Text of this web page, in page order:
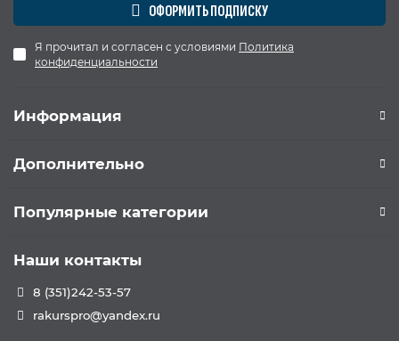
ОФОРМИТЬ ПОДПИСКУ
Я прочитал и согласен с условиями Политика
конфиденциальности
Информация
Дополнительно
Популярные категории
Наши контакты
8 (351)242-53-57
rakurspro@yandex.ru